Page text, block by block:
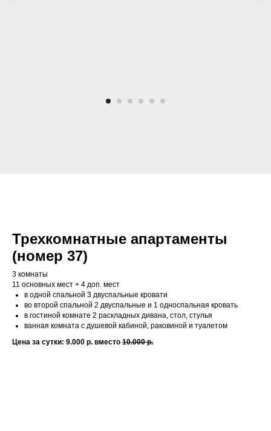
Трехкомнатные апартаменты
(номер 37)
3 комнаты
11 основных мест + 4 доп. мест
в одной спальной 3 двуспальные кровати
во второй спальной 2 двуспальные и 1 односпальная кровать
в гостиной комнате 2 раскладных дивана, стол, стулья
ванная комната с душевой кабиной, раковиной и туалетом
Цена за сутки: 9.000 р. вместо 10.000 р.